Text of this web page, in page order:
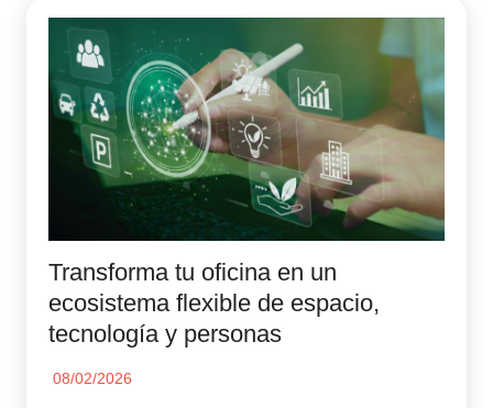
Transforma tu oficina en un
ecosistema flexible de espacio,
tecnología y personas
08/02/2026